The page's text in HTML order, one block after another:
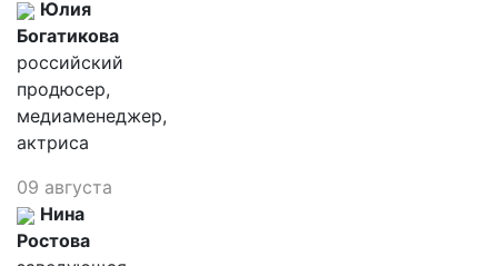
Юлия
Богатикова
российский
продюсер,
медиаменеджер,
актриса
09 августа
Нина
Ростова